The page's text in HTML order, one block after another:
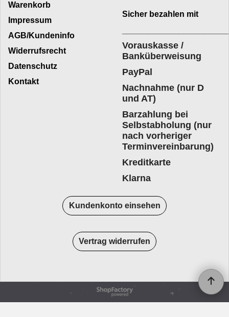
Warenkorb
Impressum
AGB/Kundeninfo
Widerrufsrecht
Datenschutz
Kontakt
Sicher bezahlen mit
Vorauskasse /
Banküberweisung
PayPal
Nachnahme (nur D
und AT)
Barzahlung bei
Selbstabholung (nur
nach vorheriger
Terminvereinbarung)
Kreditkarte
Klarna
Kundenkonto einsehen
Vertrag widerrufen
WebShop erstellt mit
ShopFactory Shop